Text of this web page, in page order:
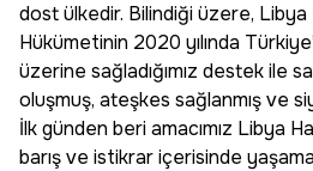
dost ülkedir. Bilindiği üzere,
Hükümetinin 2020 yılında
üzerine sağladığımız destek ile
oluşmuş, ateşkes sağlanmış ve
İlk günden beri amacımız Libya
barış ve istikrar içerisinde